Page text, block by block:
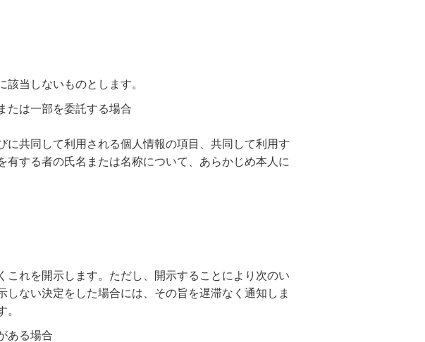
当しないものとします。
たは一部を委託する場合
共同して利用される個人情報の項目、共同して利用す
する者の氏名または名称について、あらかじめ本人に
れを開示します。ただし、開示することにより次のい
ない決定をした場合には、その旨を遅滞なく通知しま
ある場合